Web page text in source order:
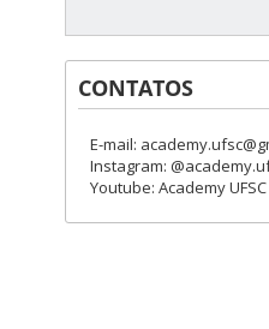
CONTATOS
E-mail:
Instagram:
Youtube: Academy UFSC